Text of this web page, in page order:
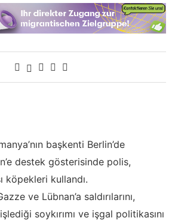
başkenti Berlin’de
destek gösterisinde polis,
köpekleri kullandı.
ve Lübnan’a saldırılarını,
soykırımı ve işgal politikasını